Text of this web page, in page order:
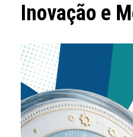
Inovação e